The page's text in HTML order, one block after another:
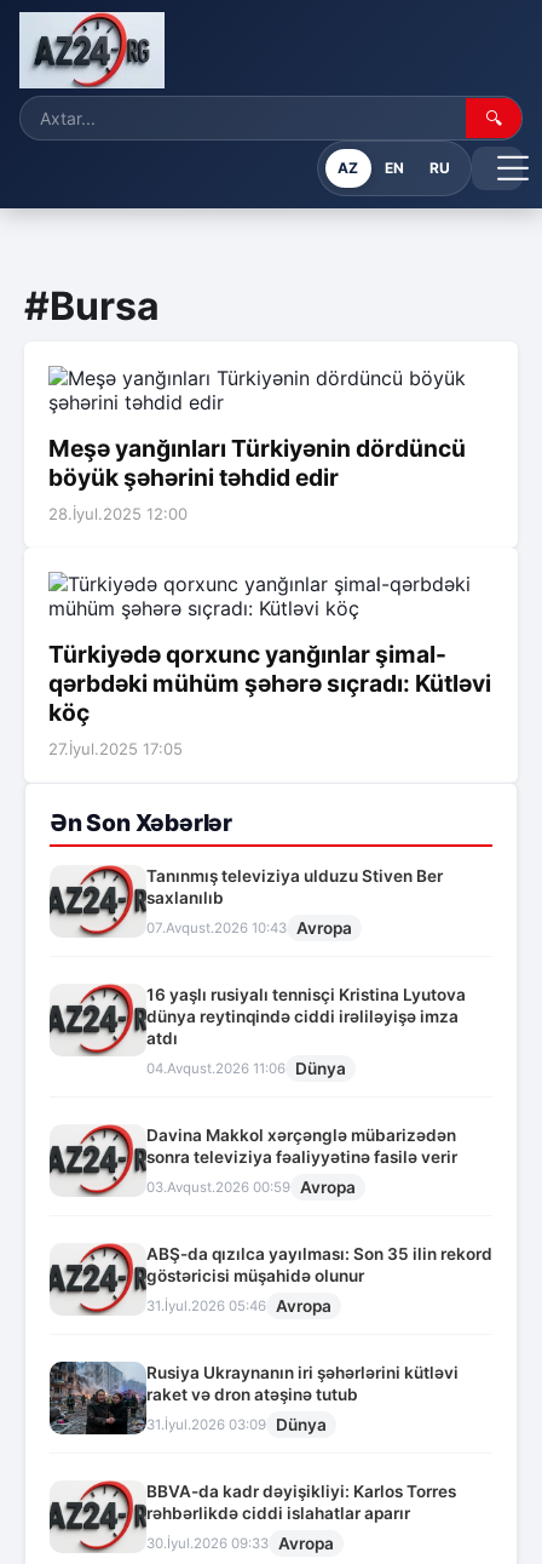
🔍
AZ EN RU
#Bursa
Meşə yanğınları Türkiyənin dördüncü
böyük şəhərini təhdid edir
28.İyul.2025 12:00
Türkiyədə qorxunc yanğınlar şimal-
qərbdəki mühüm şəhərə sıçradı: Kütləvi
köç
27.İyul.2025 17:05
Ən Son Xəbərlər
Tanınmış televiziya ulduzu Stiven Ber
saxlanılıb
07.Avqust.2026 10:43 Avropa
16 yaşlı rusiyalı tennisçi Kristina Lyutova
dünya reytinqində ciddi irəliləyişə imza
atdı
04.Avqust.2026 11:06 Dünya
Davina Makkol xərçənglə mübarizədən
sonra televiziya fəaliyyətinə fasilə verir
03.Avqust.2026 00:59 Avropa
ABŞ-da qızılca yayılması: Son 35 ilin rekord
göstəricisi müşahidə olunur
31.İyul.2026 05:46 Avropa
Rusiya Ukraynanın iri şəhərlərini kütləvi
raket və dron atəşinə tutub
31.İyul.2026 03:09 Dünya
BBVA-da kadr dəyişikliyi: Karlos Torres
rəhbərlikdə ciddi islahatlar aparır
30.İyul.2026 09:33 Avropa